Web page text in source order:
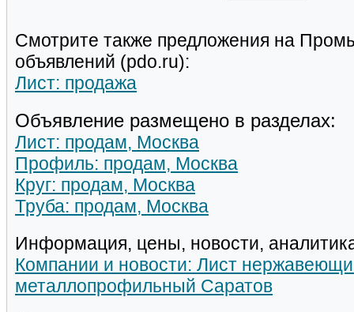
Смотрите также предложения на
объявлений (pdo.ru):
Лист: продажа
Объявление размещено в разделах:
Лист: продам, Москва
Профиль: продам, Москва
Круг: продам, Москва
Труба: продам, Москва
Информация, цены, новости,
Компании и новости: Лист
металлопрофильный Саратов